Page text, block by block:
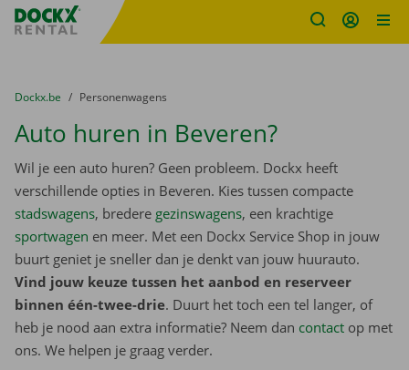
Fratello DEMO
U bevindt zich hier:
van
Dockx.be naar
Personenwagens
Auto huren in Beveren?
Wil je een auto huren? Geen probleem. Dockx heeft
verschillende opties in Beveren. Kies tussen compacte
stadswagens, bredere gezinswagens, een krachtige
sportwagen en meer. Met een Dockx Service Shop in jouw
buurt geniet je sneller dan je denkt van jouw huurauto.
Vind jouw keuze tussen het aanbod en reserveer
binnen één-twee-drie. Duurt het toch een tel langer, of
heb je nood aan extra informatie? Neem dan contact op met
ons. We helpen je graag verder.